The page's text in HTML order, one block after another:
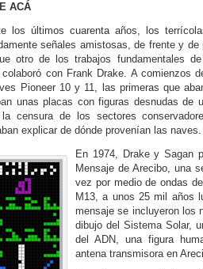
ACÁ
los últimos cuarenta años, los
señales amistosas, de frente y
otro de los trabajos fundamentales
con Frank Drake. A comienzos
Pioneer 10 y 11, las primeras que
unas placas con figuras desnudas de
censura de los sectores
explicar de dónde provenían las naves.
En 1974, Drake y Sagan
Mensaje de Arecibo, una
vez por medio de ondas
M13, a unos 25 mil años
mensaje se incluyeron los
dibujo del Sistema Solar,
del ADN, una figura
antena transmisora en